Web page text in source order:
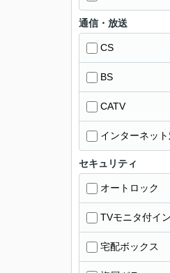
通信・放送
CS
BS
CATV
インターネッ
セキュリティ
オートロック
TVモニタ付イ
宅配ボックス